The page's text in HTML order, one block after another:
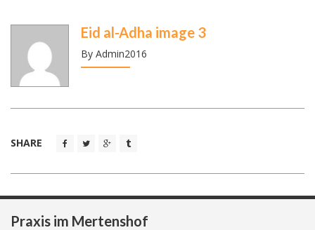
Eid al-Adha image 3
By Admin2016
SHARE
Praxis im Mertenshof